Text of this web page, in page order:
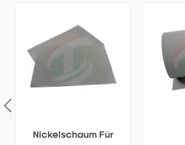
Nickelschaum Für